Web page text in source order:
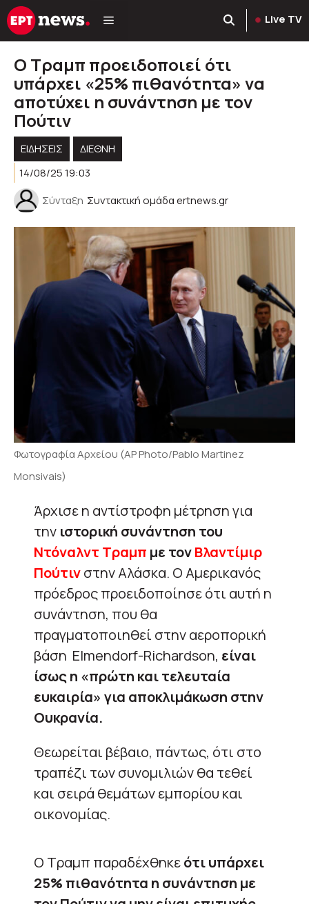
Μετάβαση
σε
Live TV
Ο Τραμπ προειδοποιεί ότι
υπάρχει «25% πιθανότητα» να
αποτύχει η συνάντηση με τον
Πούτιν
ΕΙΔΗΣΕΙΣ
ΔΙΕΘΝΗ
14/08/25 19:03
Σύνταξη Συντακτική ομάδα ertnews.gr
Φωτογραφία Αρχείου (AP Photo/Pablo Martinez
Monsivais)
Άρχισε η αντίστροφη μέτρηση για
την ιστορική συνάντηση του
Ντόναλντ Τραμπ με τονΒλαντίμιρ
Πούτινστην Αλάσκα. Ο Αμερικανός
πρόεδρος προειδοποίησε ότι αυτή η
συνάντηση, που θα
πραγματοποιηθεί στην αεροπορική
βάση Elmendorf-Richardson, είναι
ίσως η «πρώτη και τελευταία
ευκαιρία» για αποκλιμάκωση στην
Ουκρανία.
Θεωρείται βέβαιο, πάντως, ότι στο
τραπέζι των συνομιλιών θα τεθεί
και σειρά θεμάτων εμπορίου και
οικονομίας.
Ο Τραμπ παραδέχθηκεότι υπάρχει
25% πιθανότητα η συνάντηση με